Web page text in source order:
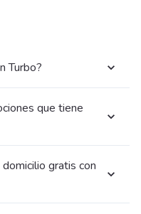
Turbo?
que tiene
gratis con